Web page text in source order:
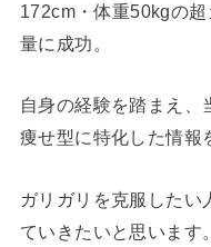
172cm・体重50kgの
量に成功。
自身の経験を踏まえ、
痩せ型に特化した情報
ガリガリを克服したい
ていきたいと思います。